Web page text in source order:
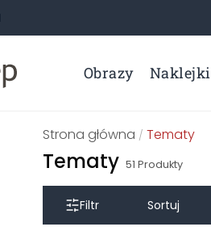
Obrazy Naklejki
Strona główna /Tematy
Tematy 51 Produkty
Filtr